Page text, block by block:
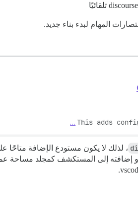
This adds
…
، لذلك لا يكون مستودع الإضافة متاحًا
إضافته إلى المستكشف كمجلد مساحة